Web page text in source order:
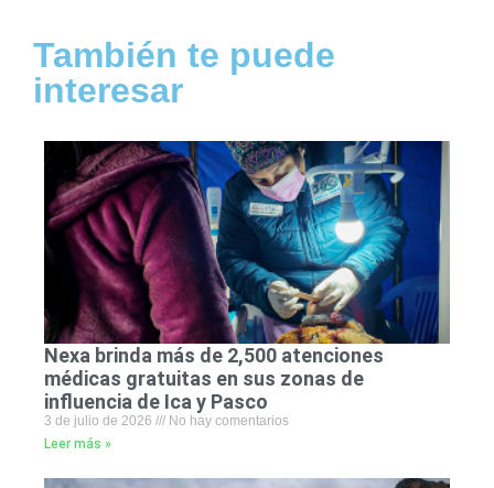
También te puede
interesar
Nexa brinda más de 2,500 atenciones
médicas gratuitas en sus zonas de
influencia de Ica y Pasco
3 de julio de 2026
No hay comentarios
Leer más »